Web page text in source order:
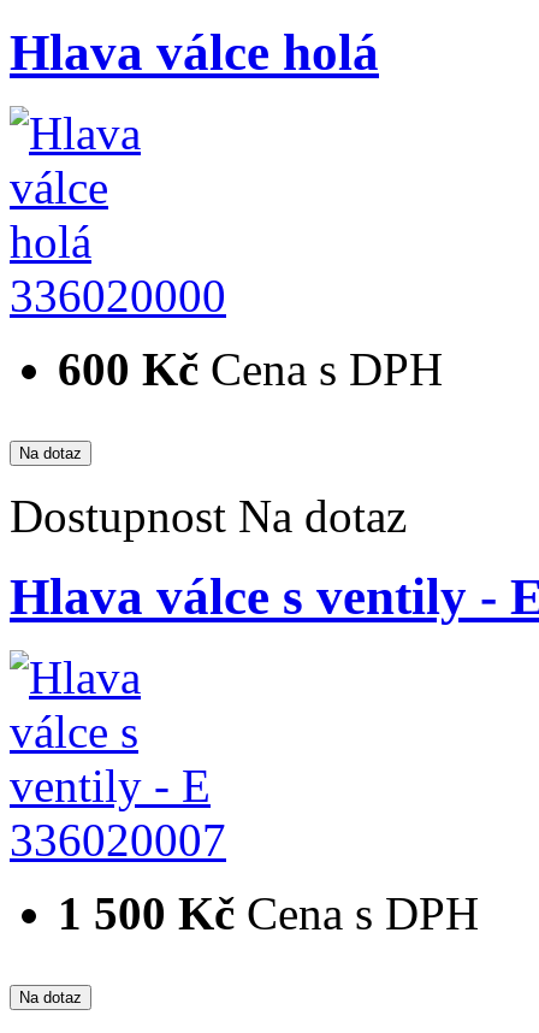
Hlava válce holá
336020000
600 Kč Cena s DPH
Dostupnost Na dotaz
Hlava válce s ventily -
336020007
1 500 Kč Cena s DPH